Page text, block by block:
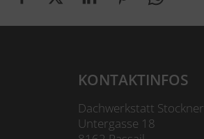
KONTAKTINFOS
Dachwerkstatt Stockner
Untergasse 18